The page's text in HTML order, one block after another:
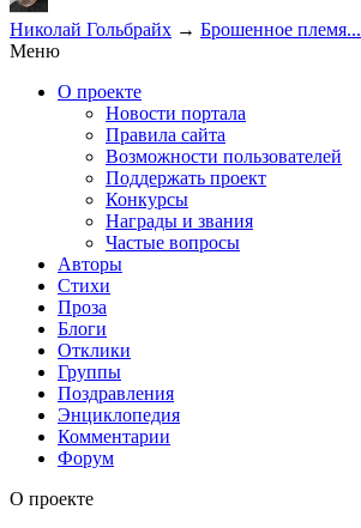
Николай Гольбрайх → Брошенное племя...
Меню
О проекте
Новости портала
Правила сайта
Возможности пользователей
Поддержать проект
Конкурсы
Награды и звания
Частые вопросы
Авторы
Стихи
Проза
Блоги
Отклики
Группы
Поздравления
Энциклопедия
Комментарии
Форум
О проекте